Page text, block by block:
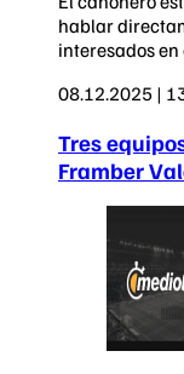
hablar
interesados en
08.12.2025 |
Tres
Framber